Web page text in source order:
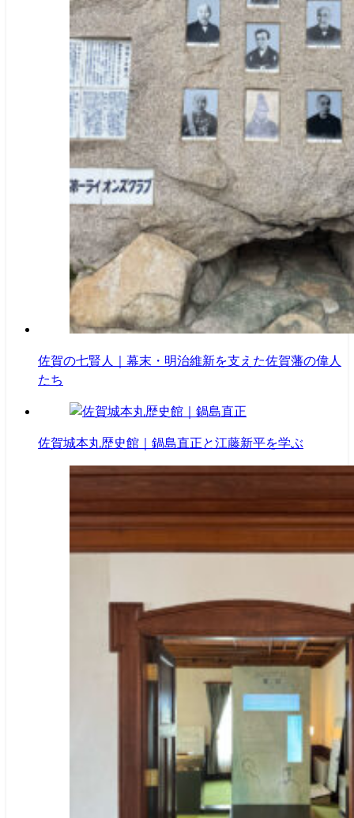
佐賀の七賢人｜幕末・明治維新を支えた佐賀藩の偉人
たち
佐賀城本丸歴史館｜鍋島直正と江藤新平を学ぶ